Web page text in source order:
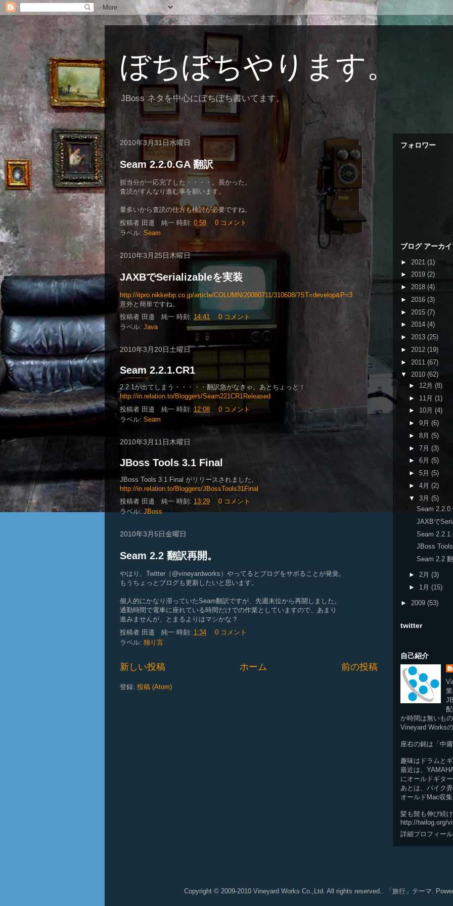
ぼちぼちやります。
JBoss ネタを中心にぼちぼち書いてます。
2010年3月31日水曜日
Seam 2.2.0.GA 翻訳
担当分が一応完了した・・・・。長かった。
査読がすんなり進む事を願います。
量多いから査読の仕方も検討が必要ですね。
投稿者 田邉 純一 時刻: 0:58
0 コメント
ラベル: Seam
2010年3月25日木曜日
JAXBでSerializableを実装
http://itpro.nikkeibp.co.jp/article/COLUMN/20080711/310608/?ST=develop&P=3
意外と簡単ですね。
投稿者 田邉 純一 時刻: 14:41
0 コメント
ラベル: Java
2010年3月20日土曜日
Seam 2.2.1.CR1
2.2.1が出てしまう・・・・・翻訳急がなきゃ。あとちょっと！
http://in.relation.to/Bloggers/Seam221CR1Released
投稿者 田邉 純一 時刻: 12:08
0 コメント
ラベル: Seam
2010年3月11日木曜日
JBoss Tools 3.1 Final
JBoss Tools 3.1 Final がリリースされました。
http://in.relation.to/Bloggers/JBossTools31Final
投稿者 田邉 純一 時刻: 13:29
0 コメント
ラベル:JBoss
2010年3月5日金曜日
Seam 2.2 翻訳再開。
やはり、Twitter（@vineyardworks）やってるとブログをサボることが発覚。
もうちょっとブログも更新したいと思います。
個人的にかなり滞っていたSeam翻訳ですが、先週末位から再開しました。
通勤時間で電車に座れている時間だけでの作業としていますので、あまり
進みませんが、とまるよりはマシかな？
投稿者 田邉 純一 時刻: 1:34
0 コメント
ラベル: 独り言
新しい投稿 前の投稿
ホーム
登録: 投稿 (Atom)
フォロワー
ブログ アーカ
► 2021 (1)
► 2019 (2)
► 2018 (4)
► 2016 (3)
► 2015 (7)
► 2014 (4)
► 2013 (25)
► 2012 (19)
► 2011 (67)
▼ 2010 (62)
► 12月 (8)
► 11月 (1)
► 10月 (4)
► 9月 (6)
► 8月 (5)
► 7月 (3)
► 6月 (5)
► 5月 (5)
► 4月 (2)
▼ 3月 (5)
Seam
JAXBで
Seam
JBoss
Seam 2.2
► 2月 (3)
► 1月 (15)
► 2009 (53)
twitter
自己紹介
か時間は無いも
Vineyard Works
座右の銘は「中
趣味はドラムと
最近は、
にオールドギタ
あとは、バイク
オールドMac収
髪も髭も伸び続
http://twilog.org/
詳細プロフィー
Copyright © 2009-2010 Vineyard Works Co.,Ltd. All rights reserved.. 「旅行」テーマ.